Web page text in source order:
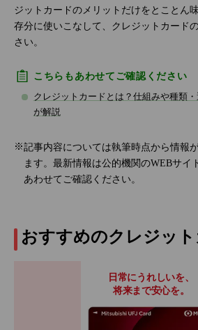
ジットカードのメリットだけをとことん
存分に使いこなして、クレジットカード
さい。
こちらもあわせてご確認ください
クレジットカードとは？仕組みや種類
が解説
記事内容については執筆時点から情報
ます。最新情報は公的機関のWEBサイ
あわせてご確認ください。
おすすめのクレジット
日常にうれしいを、
将来まで安心を。